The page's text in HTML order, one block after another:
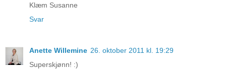
Klæm Susanne
Svar
Anette Willemine 26. oktober 2011 kl. 19:29
Superskjønn! :)